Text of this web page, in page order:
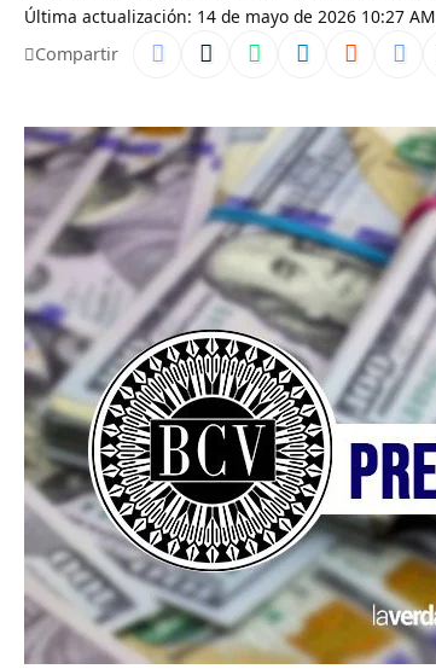
Última actualización: 14 de mayo de 2026 10:27 AM
Compartir